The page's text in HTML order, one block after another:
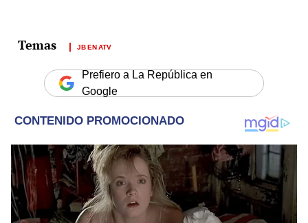
JB EN ATV
Prefiero a La República en
Google